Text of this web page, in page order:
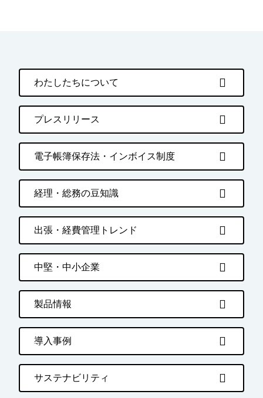
わたしたちについて
プレスリリース
電子帳簿保存法・インボイス制度
経理・総務の豆知識
出張・経費管理トレンド
中堅・中小企業
製品情報
導入事例
サステナビリティ